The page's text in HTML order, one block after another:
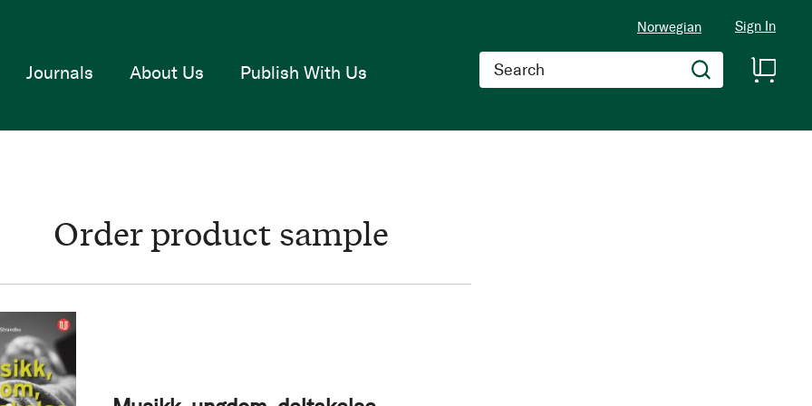
Norwegian Sign In
Search
Journals About Us Publish With Us
Order product sample